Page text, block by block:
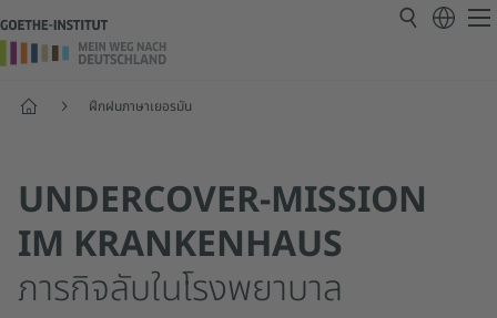
หน้าแรก ฝึกฝนภาษาเยอรมัน
UNDERCOVER-MISSION
IM KRANKENHAUS
ภารกิจลับในโรงพยาบาล